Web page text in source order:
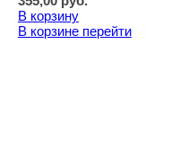
В корзину
В корзине перейти